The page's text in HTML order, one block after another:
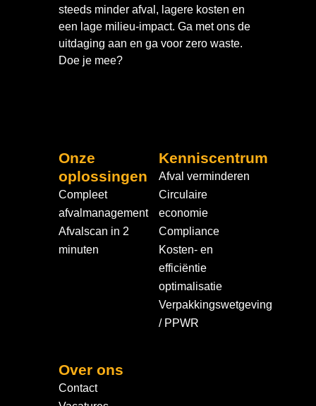
steeds minder afval, lagere kosten en
een lage milieu-impact. Ga met ons de
uitdaging aan en ga voor zero waste.
Doe je mee?
Onze
oplossingen
Compleet
afvalmanagement
Afvalscan in 2
minuten
Kenniscentrum
Afval verminderen
Circulaire
economie
Compliance
Kosten- en
efficiëntie
optimalisatie
Verpakkingswetgeving
/ PPWR
Over ons
Contact